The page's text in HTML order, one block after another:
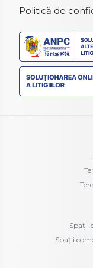
Politică de
Spații
Spații